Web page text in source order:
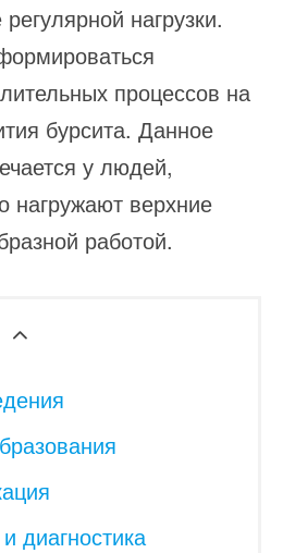
нагрузки.
процессов на
бурсита. Данное
у людей,
нагружают верхние
работой.
диагностика